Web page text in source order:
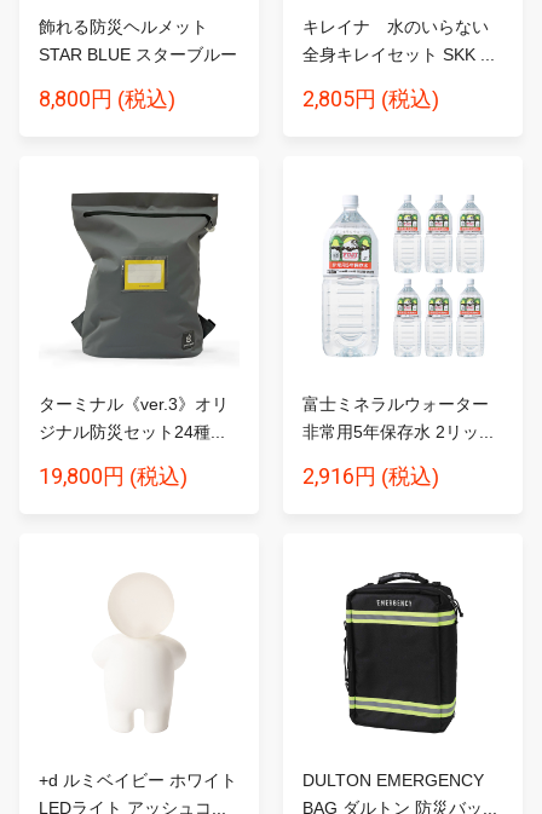
飾れる防災ヘルメット
STAR BLUE スターブルー
8,800円 (税込)
キレイナ 水のいらない
全身キレイセット SKK ...
2,805円 (税込)
ターミナル《ver.3》オリ
ジナル防災セット24種...
19,800円 (税込)
富士ミネラルウォーター
非常用5年保存水 2リッ...
2,916円 (税込)
+d ルミベイビー ホワイト
LEDライト アッシュコ...
DULTON EMERGENCY
BAG ダルトン 防災バッ...